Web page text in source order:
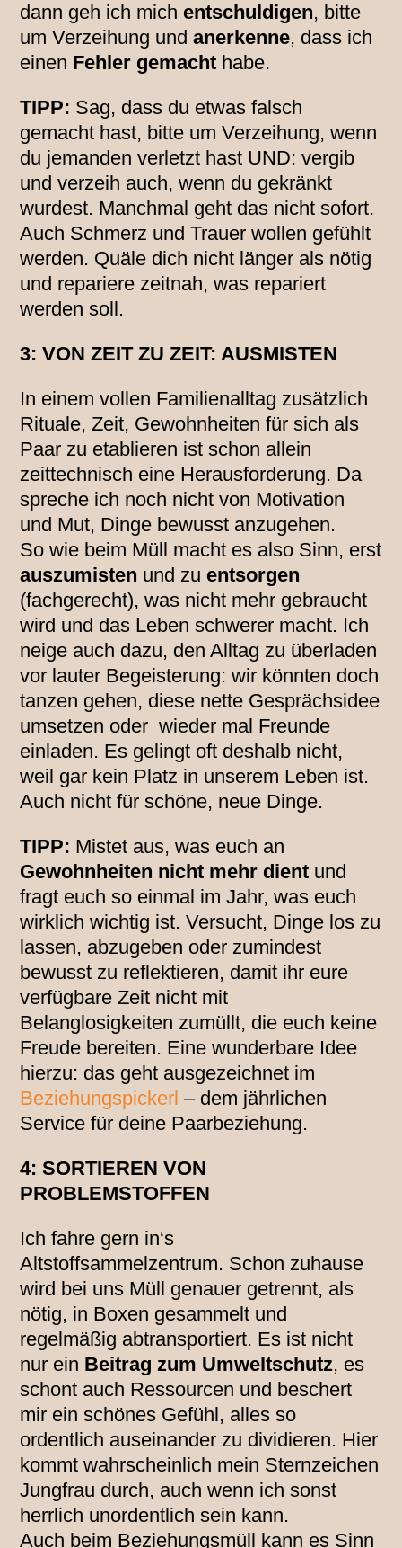
dann geh ich michentschuldigen, bitte
um Verzeihung undanerkenne, dass ich
einen Fehler gemacht habe.
TIPP: Sag, dass du etwas falsch
gemacht hast, bitte um Verzeihung, wenn
du jemanden verletzt hast UND: vergib
und verzeih auch, wenn du gekränkt
wurdest. Manchmal geht das nicht sofort.
Auch Schmerz und Trauer wollen gefühlt
werden. Quäle dich nicht länger als nötig
und repariere zeitnah, was repariert
werden soll.
3: VON ZEIT ZU ZEIT: AUSMISTEN
In einem vollen Familienalltag zusätzlich
Rituale, Zeit, Gewohnheiten für sich als
Paar zu etablieren ist schon allein
zeittechnisch eine Herausforderung. Da
spreche ich noch nicht von Motivation
und Mut, Dinge bewusst anzugehen.
So wie beim Müll macht es also Sinn, erst
auszumisten und zuentsorgen
(fachgerecht), was nicht mehr gebraucht
wird und das Leben schwerer macht. Ich
neige auch dazu, den Alltag zu überladen
vor lauter Begeisterung: wir könnten doch
tanzen gehen, diese nette Gesprächsidee
umsetzen oder wieder mal Freunde
einladen. Es gelingt oft deshalb nicht,
weil gar kein Platz in unserem Leben ist.
Auch nicht für schöne, neue Dinge.
TIPP: Mistet aus, was euch an
Gewohnheiten nicht mehr dient und
fragt euch so einmal im Jahr, was euch
wirklich wichtig ist. Versucht, Dinge los zu
lassen, abzugeben oder zumindest
bewusst zu reflektieren, damit ihr eure
verfügbare Zeit nicht mit
Belanglosigkeiten zumüllt, die euch keine
Freude bereiten. Eine wunderbare Idee
hierzu: das geht ausgezeichnet im
Beziehungspickerl– dem jährlichen
Service für deine Paarbeziehung.
4: SORTIEREN VON
PROBLEMSTOFFEN
Ich fahre gern in‘s
Altstoffsammelzentrum. Schon zuhause
wird bei uns Müll genauer getrennt, als
nötig, in Boxen gesammelt und
regelmäßig abtransportiert. Es ist nicht
nur ein Beitrag zum Umweltschutz, es
schont auch Ressourcen und beschert
mir ein schönes Gefühl, alles so
ordentlich auseinander zu dividieren. Hier
kommt wahrscheinlich mein Sternzeichen
Jungfrau durch, auch wenn ich sonst
herrlich unordentlich sein kann.
Auch beim Beziehungsmüll kann es Sinn